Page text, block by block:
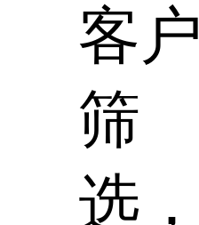
客户
筛
选，